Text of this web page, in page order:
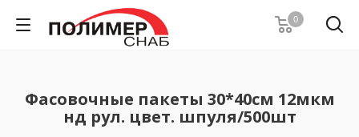
0
Фасовочные пакеты 30*40см 12мкм
нд рул. цвет. шпуля/500шт